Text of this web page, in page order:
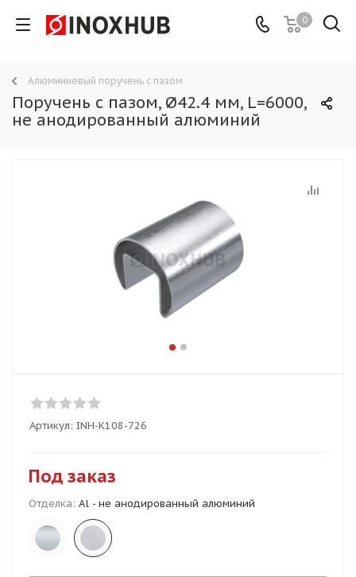
0
Алюминиевый поручень с пазом
Поручень с пазом, Ø42.4 мм, L=6000,
не анодированный алюминий
Артикул: INH-K108-726
Под заказ
Отделка: Al - не анодированный алюминий